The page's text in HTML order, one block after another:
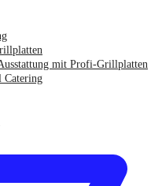
mit Profi-Grillplatten
Catering